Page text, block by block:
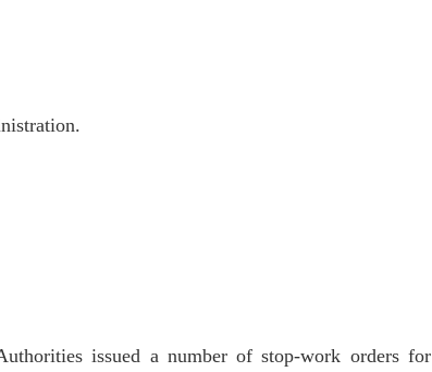
issued a number of stop-work orders for